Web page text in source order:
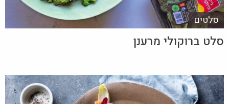
סלטים
סלט ברוקולי מרענן